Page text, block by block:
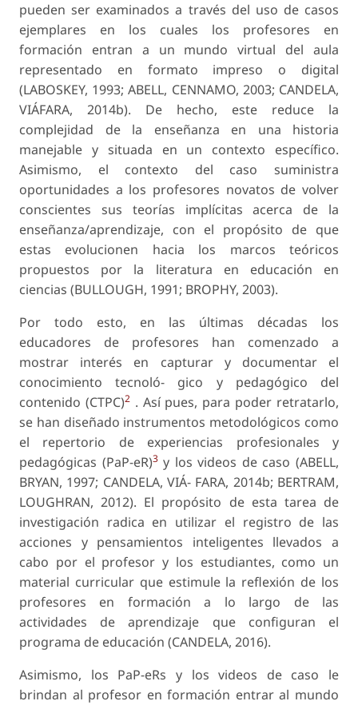
pueden ser examinados a través del uso de casos
ejemplares en los cuales los profesores en
formación entran a un mundo virtual del aula
representado en formato impreso o digital
(LABOSKEY, 1993; ABELL, CENNAMO, 2003; CANDELA,
VIÁFARA, 2014b). De hecho, este reduce la
complejidad de la enseñanza en una historia
manejable y situada en un contexto específico.
Asimismo, el contexto del caso suministra
oportunidades a los profesores novatos de volver
conscientes sus teorías implícitas acerca de la
enseñanza/aprendizaje, con el propósito de que
estas evolucionen hacia los marcos teóricos
propuestos por la literatura en educación en
ciencias (BULLOUGH, 1991; BROPHY, 2003).
Por todo esto, en las últimas décadas los
educadores de profesores han comenzado a
mostrar interés en capturar y documentar el
conocimiento tecnoló- gico y pedagógico del
contenido (CTPC)2. Así pues, para poder retratarlo,
se han diseñado instrumentos metodológicos como
el repertorio de experiencias profesionales y
pedagógicas (PaP-eR)3y los videos de caso (ABELL,
BRYAN, 1997; CANDELA, VIÁ- FARA, 2014b; BERTRAM,
LOUGHRAN, 2012). El propósito de esta tarea de
investigación radica en utilizar el registro de las
acciones y pensamientos inteligentes llevados a
cabo por el profesor y los estudiantes, como un
material curricular que estimule la reflexión de los
profesores en formación a lo largo de las
actividades de aprendizaje que configuran el
programa de educación (CANDELA, 2016).
Asimismo, los PaP-eRs y los videos de caso le
brindan al profesor en formación entrar al mundo